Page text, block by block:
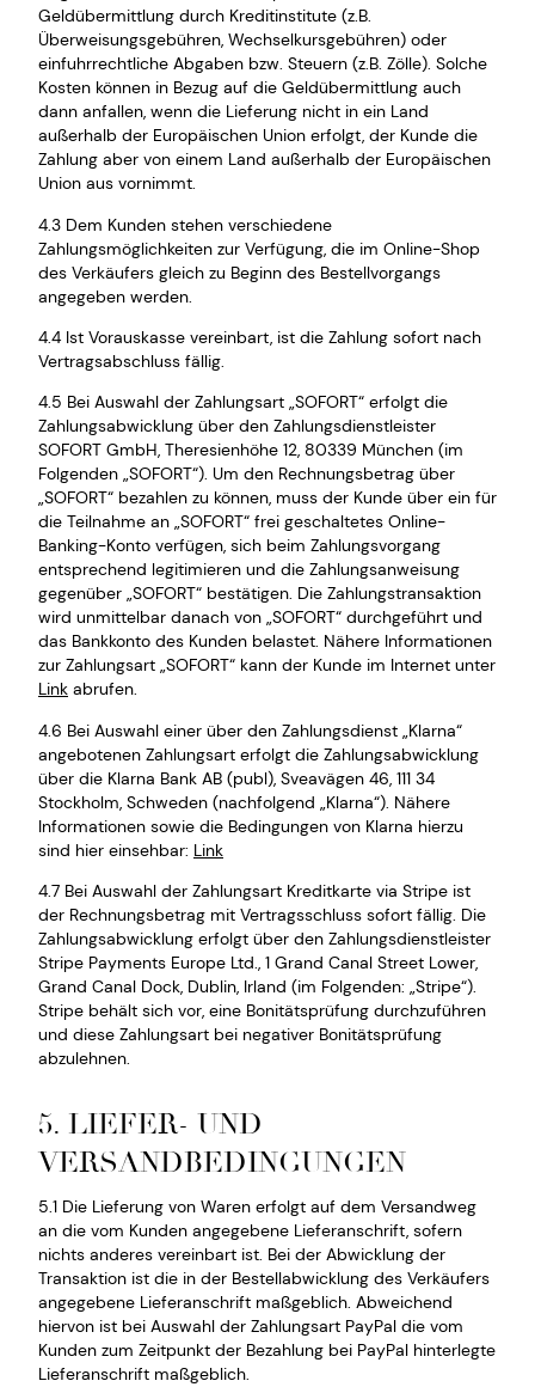
Geldübermittlung durch Kreditinstitute (z.B.
Überweisungsgebühren, Wechselkursgebühren) oder
einfuhrrechtliche Abgaben bzw. Steuern (z.B. Zölle). Solche
Kosten können in Bezug auf die Geldübermittlung auch
dann anfallen, wenn die Lieferung nicht in ein Land
außerhalb der Europäischen Union erfolgt, der Kunde die
Zahlung aber von einem Land außerhalb der Europäischen
Union aus vornimmt.
4.3 Dem Kunden stehen verschiedene
Zahlungsmöglichkeiten zur Verfügung, die im Online-Shop
des Verkäufers gleich zu Beginn des Bestellvorgangs
angegeben werden.
4.4 Ist Vorauskasse vereinbart, ist die Zahlung sofort nach
Vertragsabschluss fällig.
4.5 Bei Auswahl der Zahlungsart „SOFORT“ erfolgt die
Zahlungsabwicklung über den Zahlungsdienstleister
SOFORT GmbH, Theresienhöhe 12, 80339 München (im
Folgenden „SOFORT“). Um den Rechnungsbetrag über
„SOFORT“ bezahlen zu können, muss der Kunde über ein für
die Teilnahme an „SOFORT“ frei geschaltetes Online-
Banking-Konto verfügen, sich beim Zahlungsvorgang
entsprechend legitimieren und die Zahlungsanweisung
gegenüber „SOFORT“ bestätigen. Die Zahlungstransaktion
wird unmittelbar danach von „SOFORT“ durchgeführt und
das Bankkonto des Kunden belastet. Nähere Informationen
zur Zahlungsart „SOFORT“ kann der Kunde im Internet unter
Link abrufen.
4.6 Bei Auswahl einer über den Zahlungsdienst „Klarna“
angebotenen Zahlungsart erfolgt die Zahlungsabwicklung
über die Klarna Bank AB (publ), Sveavägen 46, 111 34
Stockholm, Schweden (nachfolgend „Klarna“). Nähere
Informationen sowie die Bedingungen von Klarna hierzu
sind hier einsehbar: Link
4.7 Bei Auswahl der Zahlungsart Kreditkarte via Stripe ist
der Rechnungsbetrag mit Vertragsschluss sofort fällig. Die
Zahlungsabwicklung erfolgt über den Zahlungsdienstleister
Stripe Payments Europe Ltd., 1 Grand Canal Street Lower,
Grand Canal Dock, Dublin, Irland (im Folgenden: „Stripe“).
Stripe behält sich vor, eine Bonitätsprüfung durchzuführen
und diese Zahlungsart bei negativer Bonitätsprüfung
abzulehnen.
5. LIEFER- UND
VERSANDBEDINGUNGEN
5.1 Die Lieferung von Waren erfolgt auf dem Versandweg
an die vom Kunden angegebene Lieferanschrift, sofern
nichts anderes vereinbart ist. Bei der Abwicklung der
Transaktion ist die in der Bestellabwicklung des Verkäufers
angegebene Lieferanschrift maßgeblich. Abweichend
hiervon ist bei Auswahl der Zahlungsart PayPal die vom
Kunden zum Zeitpunkt der Bezahlung bei PayPal hinterlegte
Lieferanschrift maßgeblich.